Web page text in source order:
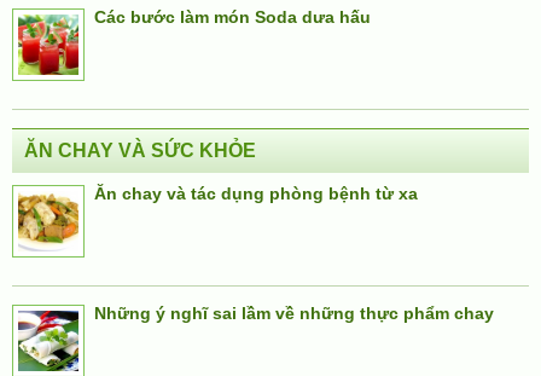
Các bước làm món Soda dưa hấu
ĂN CHAY VÀ SỨC KHỎE
Ăn chay và tác dụng phòng bệnh từ xa
Những ý nghĩ sai lầm về những thực phẩm chay